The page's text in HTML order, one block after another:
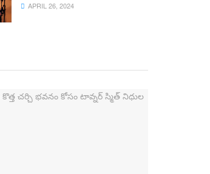
APRIL 26, 2024